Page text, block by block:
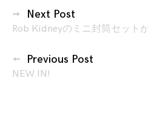
Bears ,
投
稿
ビ
ゲ
Next Post
Rob Kidneyのミニ封筒セット
Previous Post
NEW IN!